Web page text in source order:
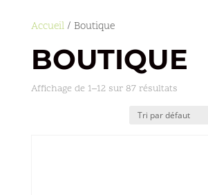
Accueil/ Boutique
BOUTIQUE
Affichage de 1–12 sur 87 résultats